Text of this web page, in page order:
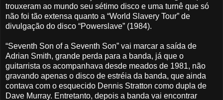
trouxeram ao mundo seu sétimo disco e uma turnê que só
não foi tão extensa quanto a “World Slavery Tour” de
divulgação do disco “Powerslave” (1984).
“Seventh Son of a Seventh Son” vai marcar a saída de
Adrian Smith, grande perda para a banda, já que o
guitarrista os acompanhava desde meados de 1981, não
gravando apenas o disco de estréia da banda, que ainda
contava com o esquecido Dennis Stratton como dupla de
Dave Murray. Entretanto, depois a banda vai encontrar